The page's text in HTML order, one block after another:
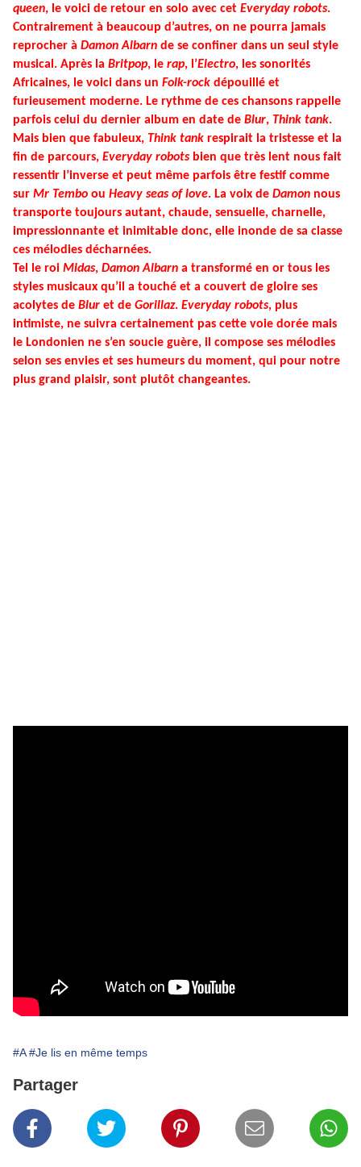
queen, le voici de retour en solo avec cet Everyday robots.
Contrairement à beaucoup d’autres, on ne pourra jamais
reprocher à Damon Albarn de se confiner dans un seul style
musical. Après la Britpop, le rap, l’Electro, les sonorités
Africaines, le voici dans un Folk-rock dépouillé et
furieusement moderne. Le rythme de ces chansons rappelle
parfois celui du dernier album en date de Blur, Think tank.
Mais bien que fabuleux, Think tank respirait la tristesse et la
fin de parcours, Everyday robotsbien que très lent nous fait
ressentir l’inverse et peut même parfois être festif comme
sur Mr Tembo ou Heavy seas of love. La voix de Damon nous
transporte toujours autant, chaude, sensuelle, charnelle,
impressionnante et inimitable donc, elle inonde de sa classe
ces mélodies décharnées.
Tel le roi Midas, Damon Albarn a transformé en or tous les
styles musicaux qu’il a touché et a couvert de gloire ses
acolytes de Blur et de Gorillaz. Everyday robots, plus
intimiste, ne suivra certainement pas cette voie dorée mais
le Londonien ne s’en soucie guère, il compose ses mélodies
selon ses envies et ses humeurs du moment, qui pour notre
plus grand plaisir, sont plutôt changeantes.
#A #Je lis en même temps
Partager